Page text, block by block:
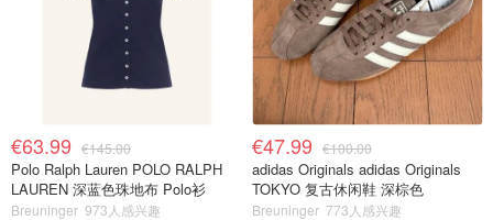
€63.99 €145.00
Polo Ralph Lauren POLO RALPH
LAUREN 深蓝色珠地布 Polo衫
Breuninger 973人感兴趣
€47.99 €100.00
adidas Originals adidas Originals
TOKYO 复古休闲鞋 深棕色
Breuninger 773人感兴趣